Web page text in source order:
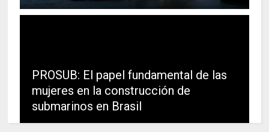
PROSUB: El papel fundamental de las
mujeres en la construcción de
submarinos en Brasil